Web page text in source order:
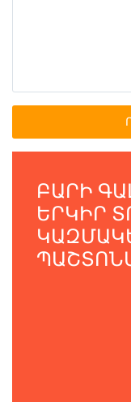
ԲԱՐԻ
ԵՐԿԻՐ